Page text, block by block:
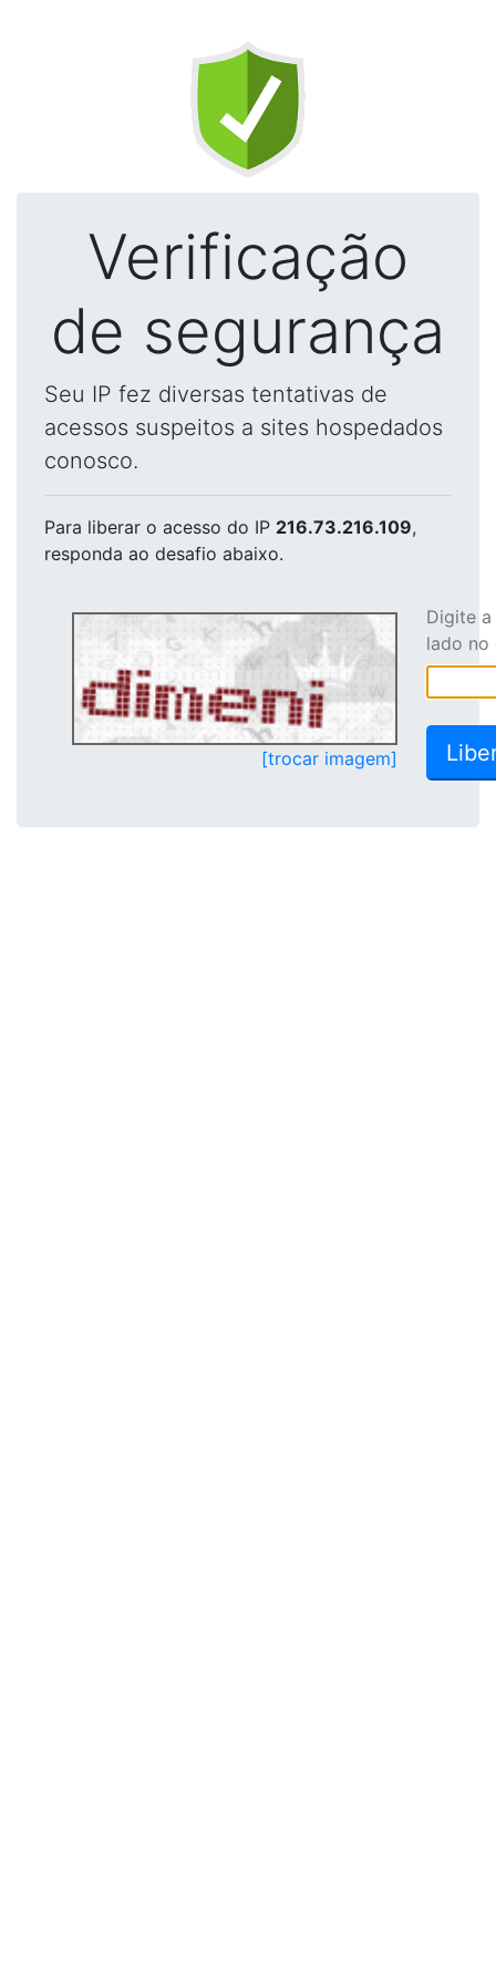
Verificação
de segurança
Seu IP fez diversas tentativas de
acessos suspeitos a sites hospedados
conosco.
Para liberar o acesso do IP 216.73.216.109,
responda ao desafio abaixo.
[trocar imagem]
Digite
lado no